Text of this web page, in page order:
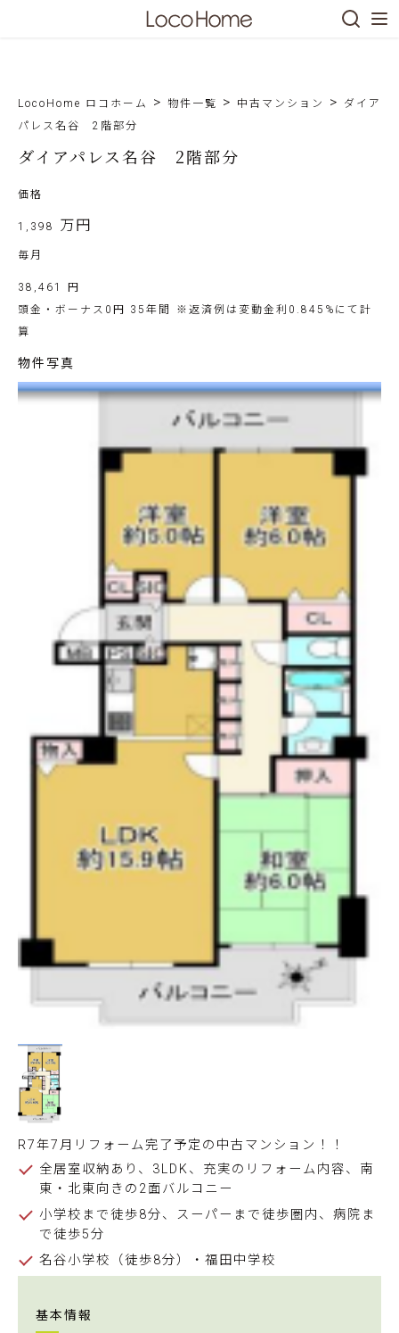
LocoHome ロコホーム > 物件一覧 > 中古マンション >
ダイア
パレス名谷 2階部分
ダイアパレス名谷 2階部分
価格
1,398 万円
毎月
38,461
円
頭金・ボーナス0円 35年間
※返済例は変動金利0.845%にて計
算
物件写真
R7年7月リフォーム完了予定の中古マンション！！
全居室収納あり、3LDK、充実のリフォーム内容、南
東・北東向きの2面バルコニー
小学校まで徒歩8分、スーパーまで徒歩圏内、病院ま
で徒歩5分
名谷小学校（徒歩8分）・福田中学校
基本情報